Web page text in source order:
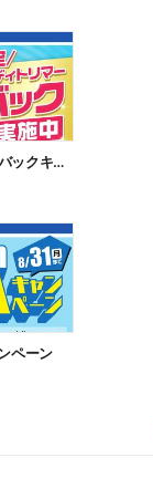
【Panasonic】キャッシュバックキャンペーン
ペーン